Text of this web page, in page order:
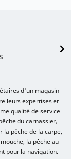
d'un magasin
leurs expertises et
qualité de service
du carnassier,
la pêche de la carpe,
la pêche au
pour la navigation.